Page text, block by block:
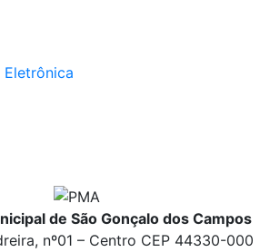
Eletrônica
de São Gonçalo dos Campos
nº01 – Centro CEP 44330-000